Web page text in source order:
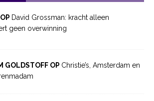
David Grossman: kracht alleen
geen overwinning
GOLDSTOFF OP Christie’s, Amsterdam en